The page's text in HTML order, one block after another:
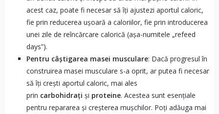
acest caz, poate fi necesar să îți ajustezi aportul caloric,
fie prin reducerea ușoară a caloriilor, fie prin introducerea
unei zile de reîncărcare calorică (așa-numitele „refeed
days”).
Pentru câștigarea masei musculare: Dacă progresul în
construirea masei musculare s-a oprit, ar putea fi necesar
să îți crești aportul caloric, mai ales
prin carbohidrați și proteine. Acestea sunt esențiale
pentru repararea și creșterea mușchilor. Poți adăuga mai